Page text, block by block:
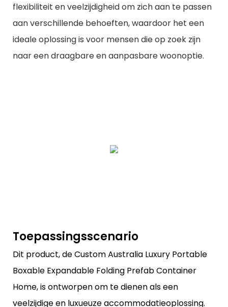
flexibiliteit en veelzijdigheid om zich aan te passen
aan verschillende behoeften, waardoor het een
ideale oplossing is voor mensen die op zoek zijn
naar een draagbare en aanpasbare woonoptie.
Toepassingsscenario
Dit product, de Custom Australia Luxury Portable
Boxable Expandable Folding Prefab Container
Home, is ontworpen om te dienen als een
veelzijdige en luxueuze accommodatieoplossing.